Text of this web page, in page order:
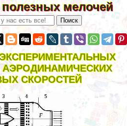
полезных мелочей
СКОРОСТЕЙ